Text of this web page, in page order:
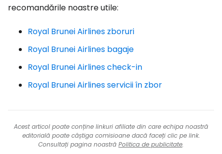
recomandările noastre utile:
Royal Brunei Airlines zboruri
Royal Brunei Airlines bagaje
Royal Brunei Airlines check-in
Royal Brunei Airlines servicii în zbor
Acest articol poate conține linkuri afiliate din care echipa noastră
editorială poate câștiga comisioane dacă faceți clic pe link.
Consultați pagina noastră Politica de publicitate.